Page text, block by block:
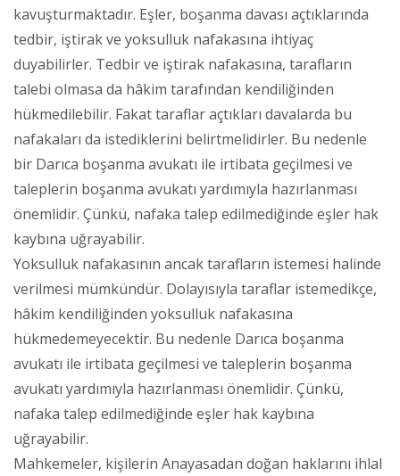
kavuşturmaktadır. Eşler, boşanma davası açtıklarında
tedbir, iştirak ve yoksulluk nafakasına ihtiyaç
duyabilirler. Tedbir ve iştirak nafakasına, tarafların
talebi olmasa da hâkim tarafından kendiliğinden
hükmedilebilir. Fakat taraflar açtıkları davalarda bu
nafakaları da istediklerini belirtmelidirler. Bu nedenle
bir Darıca boşanma avukatı ile irtibata geçilmesi ve
taleplerin boşanma avukatı yardımıyla hazırlanması
önemlidir. Çünkü, nafaka talep edilmediğinde eşler hak
kaybına uğrayabilir.
Yoksulluk nafakasının ancak tarafların istemesi halinde
verilmesi mümkündür. Dolayısıyla taraflar istemedikçe,
hâkim kendiliğinden yoksulluk nafakasına
hükmedemeyecektir. Bu nedenle Darıca boşanma
avukatı ile irtibata geçilmesi ve taleplerin boşanma
avukatı yardımıyla hazırlanması önemlidir. Çünkü,
nafaka talep edilmediğinde eşler hak kaybına
uğrayabilir.
Mahkemeler, kişilerin Anayasadan doğan haklarını ihlal